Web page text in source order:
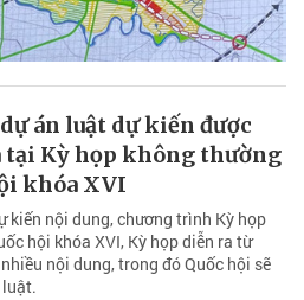
án luật dự kiến được
tại Kỳ họp không thường
khóa XVI
kiến nội dung, chương trình Kỳ họp
hội khóa XVI, Kỳ họp diễn ra từ
nội dung, trong đó Quốc hội sẽ
luật.